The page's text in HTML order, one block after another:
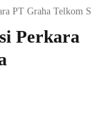
PT Graha Telkom
Perkara